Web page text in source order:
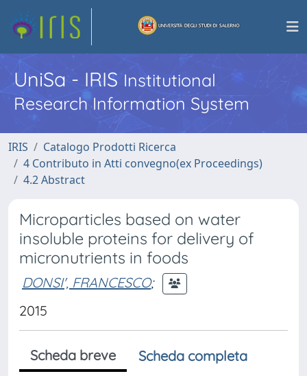
UniSa - IRISInstitutional
Research Information System
IRIS
Catalogo Prodotti Ricerca
4 Contributo in Atti convegno(ex Proceedings)
4.2 Abstract
Microparticles based on water
insoluble proteins for delivery of
micronutrients in foods
DONSI', FRANCESCO;
2015
Scheda breve
Scheda completa